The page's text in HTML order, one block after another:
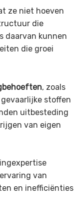
ze niet hoeven
die
daarvan kunnen
die groei
, zoals
stoffen
uitbesteding
van eigen
van
en inefficiënties